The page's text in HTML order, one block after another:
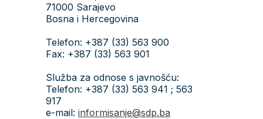
71000 Sarajevo
Bosna i Hercegovina
Telefon: +387 (33) 563 900
Fax: +387 (33) 563 901
Služba za odnose s javnošću:
Telefon: +387 (33) 563 941 ; 563
917
e-mail: informisanje@sdp.ba